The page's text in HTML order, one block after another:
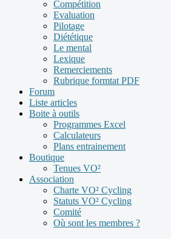
Compétition
Evaluation
Pilotage
Diététique
Le mental
Lexique
Remerciements
Rubrique formtat PDF
Forum
Liste articles
Boite à outils
Programmes Excel
Calculateurs
Plans entrainement
Boutique
Tenues VO²
Association
Charte VO² Cycling
Statuts VO² Cycling
Comité
Où sont les membres ?